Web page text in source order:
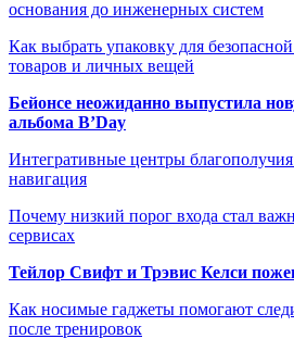
основания до инженерных систем
Как выбрать упаковку для
товаров и личных вещей
Бейонсе неожиданно выпустила
альбома B’Day
Интегративные центры
навигация
Почему низкий порог входа стал
сервисах
Тейлор Свифт и Трэвис Келси
Как носимые гаджеты помогают
после тренировок